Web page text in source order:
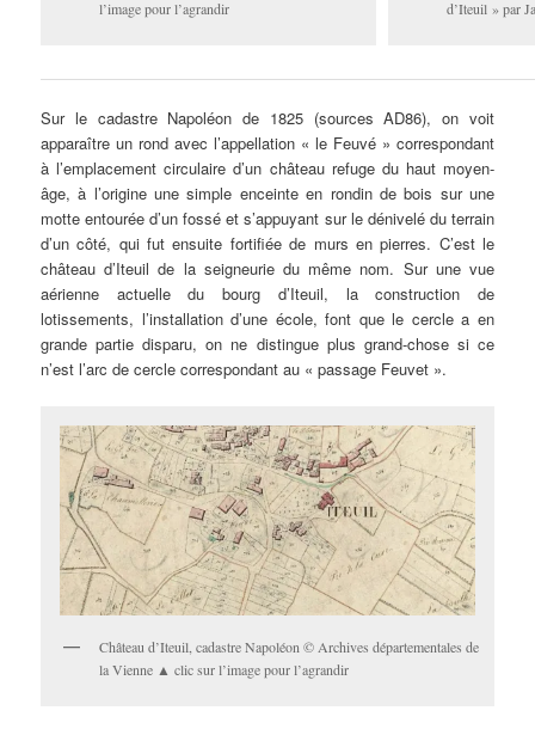
l’image pour l’agrandir d’Iteuil » par
Sur le cadastre Napoléon de 1825 (sources AD86), on voit
apparaître un rond avec l’appellation « le Feuvé » correspondant
à l’emplacement circulaire d’un château refuge du haut moyen-
âge, à l’origine une simple enceinte en rondin de bois sur une
motte entourée d’un fossé et s’appuyant sur le dénivelé du terrain
d’un côté, qui fut ensuite fortifiée de murs en pierres. C’est le
château d’Iteuil de la seigneurie du même nom. Sur une vue
aérienne actuelle du bourg d’Iteuil, la construction de
lotissements, l’installation d’une école, font que le cercle a en
grande partie disparu, on ne distingue plus grand-chose si ce
n’est l’arc de cercle correspondant au « passage Feuvet ».
Château d’Iteuil, cadastre Napoléon © Archives départementales de
la Vienne ▲ clic sur l’image pour l’agrandir